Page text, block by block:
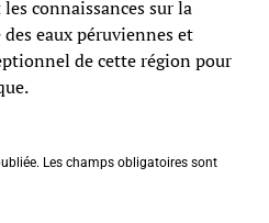
connaissances sur la
eaux péruviennes et
de cette région pour
Les champs obligatoires sont